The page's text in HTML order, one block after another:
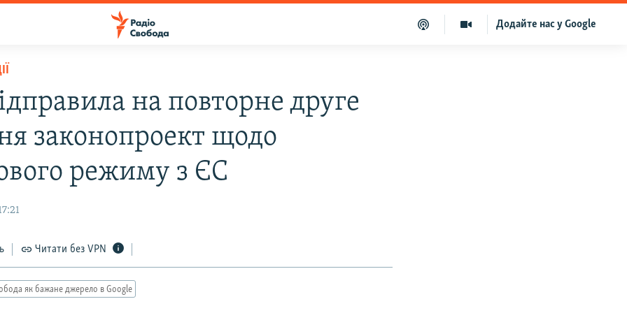
Додайте нас у Google
на повторне друге
законопроект щодо
режиму з ЄС
Читати без VPN
як бажане джерело в Google